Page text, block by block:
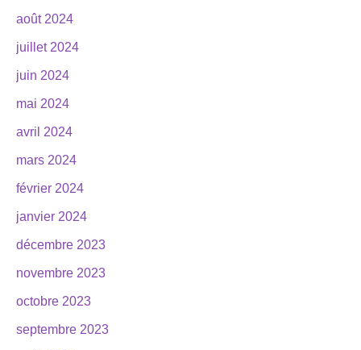
août 2024
juillet 2024
juin 2024
mai 2024
avril 2024
mars 2024
février 2024
janvier 2024
décembre 2023
novembre 2023
octobre 2023
septembre 2023